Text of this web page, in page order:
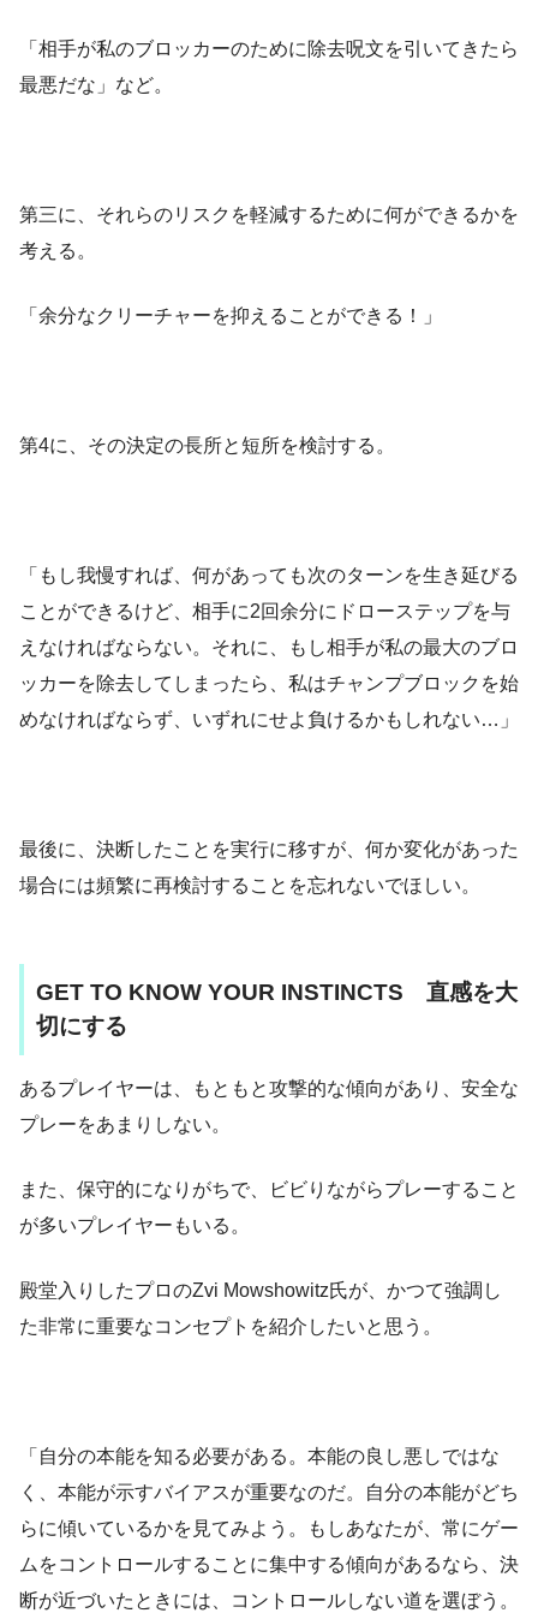
「相手が私のブロッカーのために除去呪文を引いてきたら
最悪だな」など。
第三に、それらのリスクを軽減するために何ができるかを
考える。
「余分なクリーチャーを抑えることができる！」
第4に、その決定の長所と短所を検討する。
「もし我慢すれば、何があっても次のターンを生き延びる
ことができるけど、相手に2回余分にドローステップを与
えなければならない。それに、もし相手が私の最大のブロ
ッカーを除去してしまったら、私はチャンプブロックを始
めなければならず、いずれにせよ負けるかもしれない…」
最後に、決断したことを実行に移すが、何か変化があった
場合には頻繁に再検討することを忘れないでほしい。
GET TO KNOW YOUR INSTINCTS 直感を大
切にする
あるプレイヤーは、もともと攻撃的な傾向があり、安全な
プレーをあまりしない。
また、保守的になりがちで、ビビりながらプレーすること
が多いプレイヤーもいる。
殿堂入りしたプロのZvi Mowshowitz氏が、かつて強調し
た非常に重要なコンセプトを紹介したいと思う。
「自分の本能を知る必要がある。本能の良し悪しではな
く、本能が示すバイアスが重要なのだ。自分の本能がどち
らに傾いているかを見てみよう。もしあなたが、常にゲー
ムをコントロールすることに集中する傾向があるなら、決
断が近づいたときには、コントロールしない道を選ぼう。